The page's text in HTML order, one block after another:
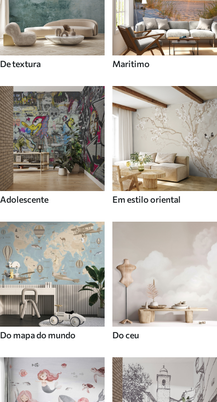
De textura Maritimo
Adolescente Em estilo oriental
Do mapa do mundo Do ceu